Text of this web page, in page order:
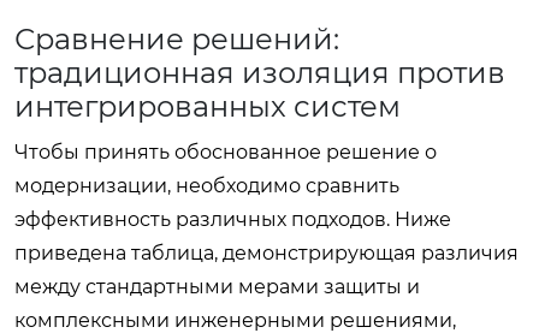
Сравнение решений:
традиционная изоляция против
интегрированных систем
Чтобы принять обоснованное решение о
модернизации, необходимо сравнить
эффективность различных подходов. Ниже
приведена таблица, демонстрирующая различия
между стандартными мерами защиты и
комплексными инженерными решениями,